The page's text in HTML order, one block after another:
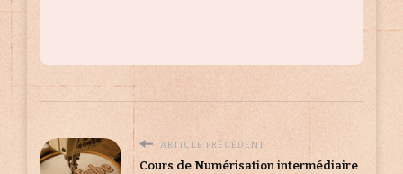
ARTICLE PRÉCÉDENT
Cours de Numérisation intermédiaire